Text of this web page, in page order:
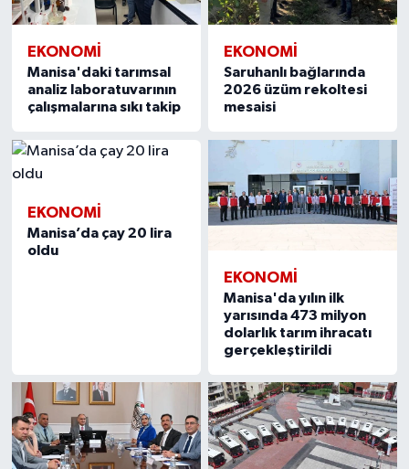
EKONOMİ
Manisa'daki tarımsal
analiz laboratuvarının
çalışmalarına sıkı takip
EKONOMİ
Saruhanlı bağlarında
2026 üzüm rekoltesi
mesaisi
EKONOMİ
Manisa’da çay 20 lira
oldu
EKONOMİ
Manisa'da yılın ilk
yarısında 473 milyon
dolarlık tarım ihracatı
gerçekleştirildi